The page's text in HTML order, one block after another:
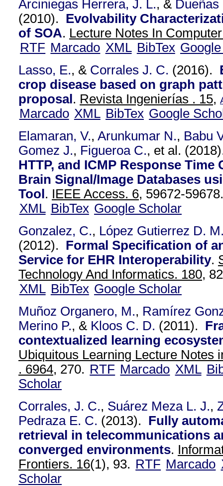
Arciniegas Herrera, J. L., & Dueñas
(2010). Evolvability
of SOA. Lecture Notes In
RTF Marcado XML BibTex
Lasso, E., & Corrales J. C. (2016).
crop disease based on graph
proposal . Revista Ingenierías . 15,
Marcado XML BibTex Google
Elamaran, V., Arunkumar N., Babu
Gomez J., Figueroa C., et al.
HTTP, and ICMP Response
Brain Signal/Image Databases
Tool . IEEE Access. 6, 59672-59678.
XML BibTex Google Scholar
Gonzalez, C., López Gutierrez D.
(2012). Formal Specification of
Service for EHR Interoperability.
Technology And Informatics. 180,
XML BibTex Google Scholar
Muñoz Organero, M., Ramírez
Merino P., & Kloos C. D. (2011).
contextualized learning
Ubiquitous Learning Lecture Notes
. 6964, 270. RTF Marcado XML
Scholar
Corrales, J. C., Suárez Meza L. J.,
Pedraza E. C. (2013). Fully
retrieval in telecommunications
converged environments.
Frontiers. 16(1), 93. RTF Marcado
Scholar